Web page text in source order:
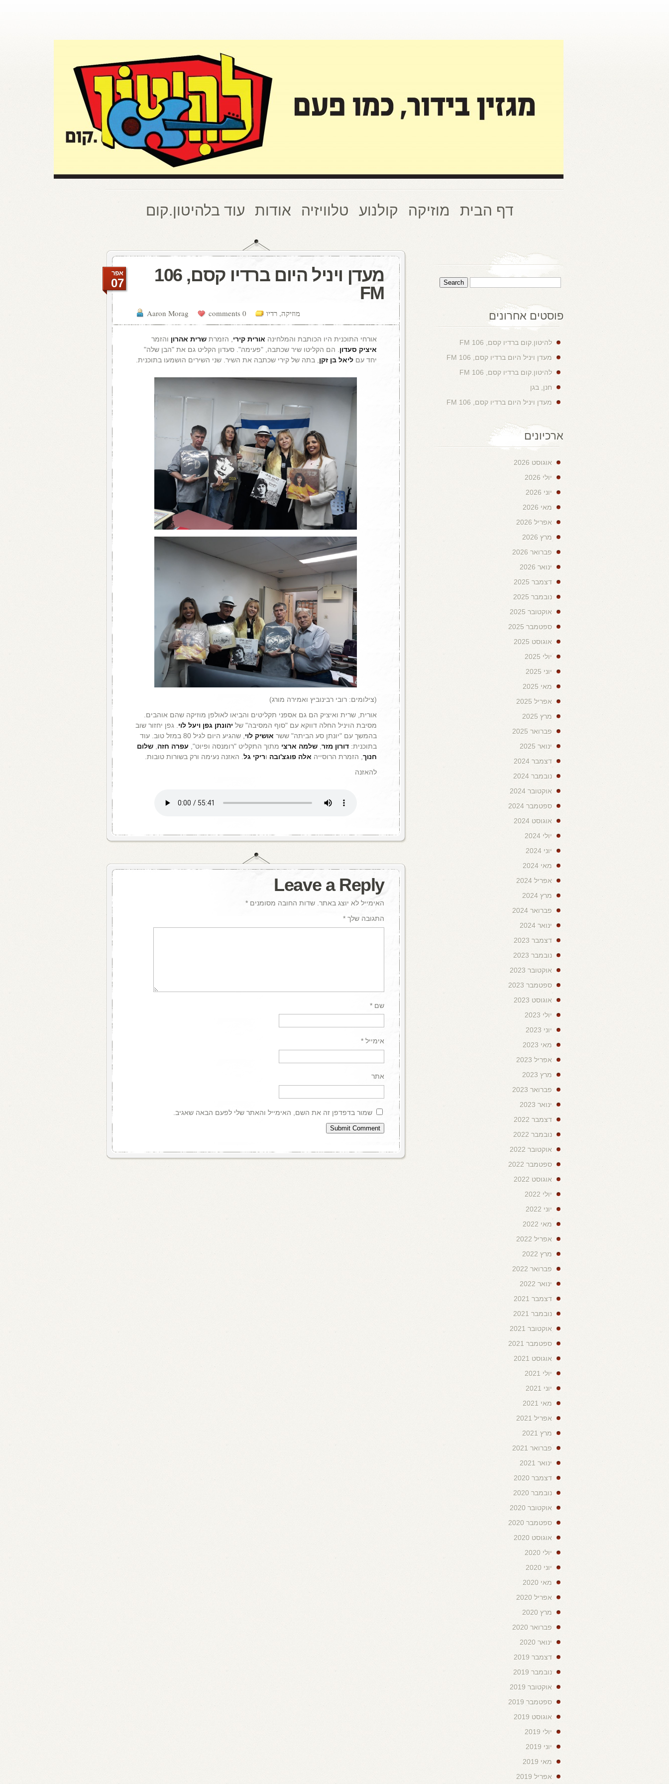
דף הבית מוזיקה קולנוע טלוויזיה אודות עוד בלהיטון.קום
מעדן ויניל היום ברדיו קסם, 106
FM
Aaron Morag 0 comments מוזיקה, רדיו
אפר
07
אורחי התוכנית היו הכותבת והמלחינה אורית קירי , הזמרת שרית אהרון והזמר
איציק סעדון . הם הקליטו שיר שכתבה, "פעימה". סעדון הקליט גם את "הבן שלה"
יחד עם ליאל בן זקן , בתה של קירי שכתבה את השיר. שני השירים הושמעו בתוכנית.
(צילומים: רובי רבינוביץ ואמירה מורג)
אורית, שרית ואיציק הם גם אספני תקליטים והביאו לאולפן מוזיקה שהם אוהבים.
מסיבת הויניל החלה דווקא עם "סוף המסיבה" של יהונתן גפן ויעל לוי. גפן יחזור שוב
בהמשך עם "יונתן סע הביתה" ששר אושיק לוי
, שהגיע היום לגיל 80 במזל טוב. עוד
בתוכנית: דורון מזר, שלמה ארצי מתוך התקליט "רומנסה ופיוט", עפרה חזה, שלום
חנוך, הזמרת הרוסייה אלה פוגצ'ובה וריקי גל. האזנה נעימה ורק בשורות טובות.
להאזנה
Leave a Reply
האימייל לא יוצג באתר. שדות החובה מסומנים *
התגובה שלך *
שם *
אימייל *
אתר
שמור בדפדפן זה את השם, האימייל והאתר שלי לפעם הבאה שאגיב.
פוסטים אחרונים
להיטון.קום ברדיו קסם, 106 FM
מעדן ויניל היום ברדיו קסם, 106 FM
להיטון.קום ברדיו קסם, 106 FM
חנן, בגן
מעדן ויניל היום ברדיו קסם, 106 FM
ארכיונים
אוגוסט 2026
יולי 2026
יוני 2026
מאי 2026
אפריל 2026
מרץ 2026
פברואר 2026
ינואר 2026
דצמבר 2025
נובמבר 2025
אוקטובר 2025
ספטמבר 2025
אוגוסט 2025
יולי 2025
יוני 2025
מאי 2025
אפריל 2025
מרץ 2025
פברואר 2025
ינואר 2025
דצמבר 2024
נובמבר 2024
אוקטובר 2024
ספטמבר 2024
אוגוסט 2024
יולי 2024
יוני 2024
מאי 2024
אפריל 2024
מרץ 2024
פברואר 2024
ינואר 2024
דצמבר 2023
נובמבר 2023
אוקטובר 2023
ספטמבר 2023
אוגוסט 2023
יולי 2023
יוני 2023
מאי 2023
אפריל 2023
מרץ 2023
פברואר 2023
ינואר 2023
דצמבר 2022
נובמבר 2022
אוקטובר 2022
ספטמבר 2022
אוגוסט 2022
יולי 2022
יוני 2022
מאי 2022
אפריל 2022
מרץ 2022
פברואר 2022
ינואר 2022
דצמבר 2021
נובמבר 2021
אוקטובר 2021
ספטמבר 2021
אוגוסט 2021
יולי 2021
יוני 2021
מאי 2021
אפריל 2021
מרץ 2021
פברואר 2021
ינואר 2021
דצמבר 2020
נובמבר 2020
אוקטובר 2020
ספטמבר 2020
אוגוסט 2020
יולי 2020
יוני 2020
מאי 2020
אפריל 2020
מרץ 2020
פברואר 2020
ינואר 2020
דצמבר 2019
נובמבר 2019
אוקטובר 2019
ספטמבר 2019
אוגוסט 2019
יולי 2019
יוני 2019
מאי 2019
אפריל 2019